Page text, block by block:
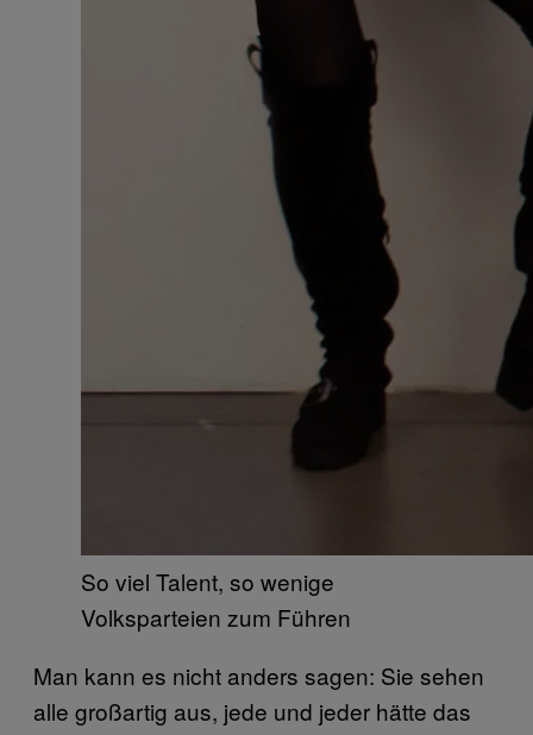
So viel Talent, so wenige
Volksparteien zum Führen
Man kann es nicht anders sagen: Sie sehen
alle großartig aus, jede und jeder hätte das